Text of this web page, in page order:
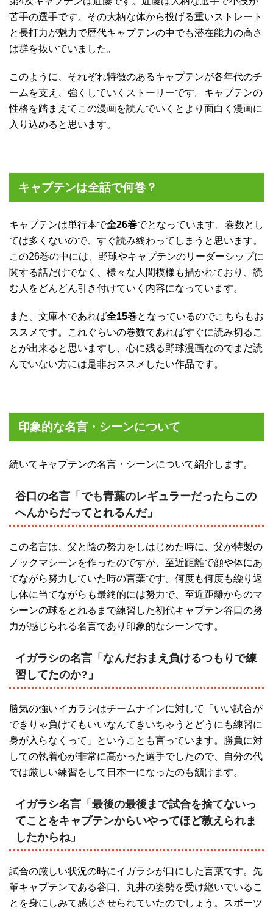
苦手の選手です。その大柄な体から投げる重いストレート
と長打力が魅力で歴代キャプテンの中でも潜在能力の高さ
は群を抜いていました。
このように、それぞれ特徴のあるキャプテンが各年代のチ
ームを支え、強くしていくストーリーです。キャプテンの
性格を踏まえてこの漫画を読んでいくとより面白く漫画に
入り込めると思います。
キャプテンは全話で何巻？
キャプテンは単行本で全26巻でとなっています。巻数とし
ては多くないので、すぐ読み終わってしまうと思います。
この26巻の中には、野球やキャプテンのリーダーシップに
関する話だけでなく、様々な人間模様も描かれており、読
む人をどんどん引き付けていく内容になっています。
また、文庫本であれば全15巻となっているのでこちらもお
ススメです。これぐらいの巻数であればすぐに読み切るこ
とが出来ると思いますし、心に残る野球漫画なのでまだ読
んでいない方には是非おススメしたい作品です。
印象的な名言・シーンについて
続いてキャプテンの名言・シーンについて紹介します。
谷口の名言「でも青葉のレギュラーだったらこの
へんからだってとれるんだ」
この名言は、父と陰の努力をしはじめた時に、父が特製の
ノックマシーンを作ったのですが、至近距離で顔や体にあ
てながら努力していた時の言葉です。何度も何度も繰り返
し体に当てながらも最終的には努力で、至近距離からのマ
シーンの球をとれるまで練習した初代キャプテン谷口の努
力が感じられる名言であり印象的なシーンです。
イガラシの名言「なんだおまえ負けるつもりで練
習してたのか?」
勝気の強いイガラシはチームナインに対して「いい試合が
できりゃ負けてもいいなんてきいちゃうとどうにも練習に
身が入らなくって」ということも言っています。勝負に対
しての執着心が非常に高かった選手でしたので、自分の代
では厳しい練習をして日本一になったのも頷けます。
イガラシ名言「最後の最後まで試合を捨てないっ
てことをキャプテンからいやってほど教えられま
したからね」
試合の厳しい状況の時にイガラシが口にした言葉です。先
輩キャプテンである谷口、丸井の姿勢を受け継いでいるこ
とを身にしみて感じさせられていたのでしょう。スポーツ